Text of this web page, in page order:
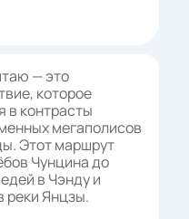
— это
которое
в контрасты
мегаполисов
Этот маршрут
Чунцина до
в Чэнду и
реки Янцзы.